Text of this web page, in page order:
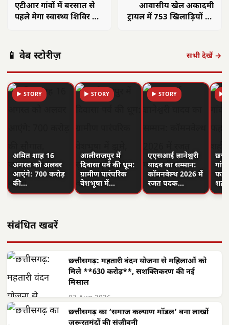
एटीआर गांवों में बरसात से
पहले मेगा स्वास्थ्य शिविर के
आवासीय खेल अकादमी
ट्रायल में 753 खिलाड़ियों की
📱 वेब स्टोरीज़ सभी देखें →
▶ STORY
अमित शाह 16
अगस्त को अलवर
आएंगे: 700 करोड़
की…
▶ STORY
आलीराजपुर में
दिवासा पर्व की धूम:
ग्रामीण पारंपरिक
वेशभूषा में…
▶ STORY
एएसआई ज्ञानेश्वरी
यादव का सम्मान:
कॉमनवेल्थ 2026 में
रजत पदक…
▶
संबंधित खबरें
छत्तीसगढ़: महतारी वंदन योजना से महिलाओं को
मिले **630 करोड़**, सशक्तिकरण की नई
मिसाल
07 Aug 2026
छत्तीसगढ़ का ‘समाज कल्याण मॉडल’ बना लाखों